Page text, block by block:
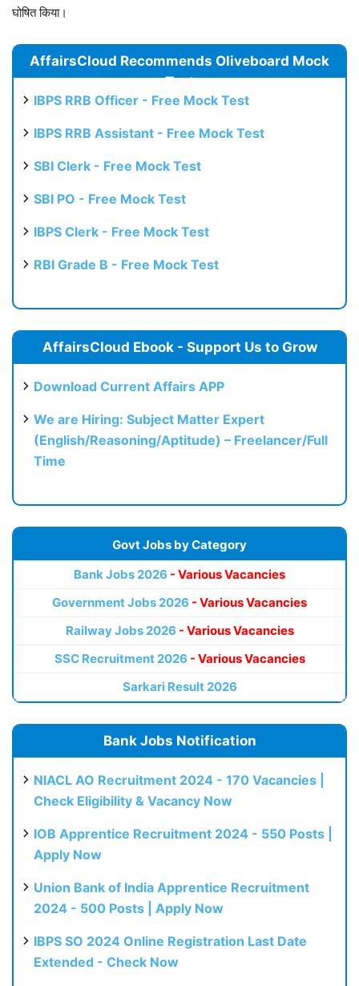
घोषित किया।
AffairsCloud Recommends Oliveboard Mock
Test
IBPS RRB Officer - Free Mock Test
IBPS RRB Assistant - Free Mock Test
SBI Clerk - Free Mock Test
SBI PO - Free Mock Test
IBPS Clerk - Free Mock Test
RBI Grade B - Free Mock Test
AffairsCloud Ebook - Support Us to Grow
Download Current Affairs APP
We are Hiring: Subject Matter Expert
(English/Reasoning/Aptitude) – Freelancer/Full
Time
Govt Jobs by Category
Bank Jobs 2026 - Various Vacancies
Government Jobs 2026 - Various Vacancies
Railway Jobs 2026 - Various Vacancies
SSC Recruitment 2026 - Various Vacancies
Sarkari Result 2026
Bank Jobs Notification
NIACL AO Recruitment 2024 - 170 Vacancies |
Check Eligibility & Vacancy Now
IOB Apprentice Recruitment 2024 - 550 Posts |
Apply Now
Union Bank of India Apprentice Recruitment
2024 - 500 Posts | Apply Now
IBPS SO 2024 Online Registration Last Date
Extended - Check Now